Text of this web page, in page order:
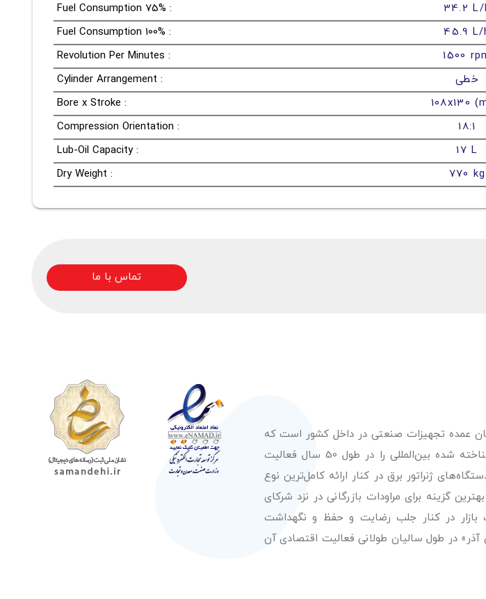
34.2 L/
Fuel Consumption 75% :
45.9 L/
Fuel Consumption 100% :
1500
Revolution Per Minutes :
خطی
Cylinder Arrangement :
108x130
Bore x Stroke :
18:1
Compression Orientation :
17 L
Lub-Oil Capacity :
770 kg
Dry Weight :
تماس با ما
عمده تجهیزات صنعتی در داخل کشور است که
عرضه با کیفیت‌ترین محصولات از معتبرترین برندهای شناخته شده بین‌المللی را در طول 50 سال فعالیت
ژنراتور برق در کنار ارائه کامل‌ترین نوع
گزینه برای مراودات بازرگانی در نزد شرکای
بازار در کنار جلب رضایت و حفظ و نگهداشت
آذر» در طول سالیان طولانی فعالیت اقتصادی آن